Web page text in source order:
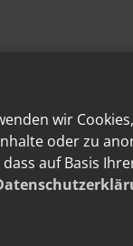
wir
oder zu
auf Basis